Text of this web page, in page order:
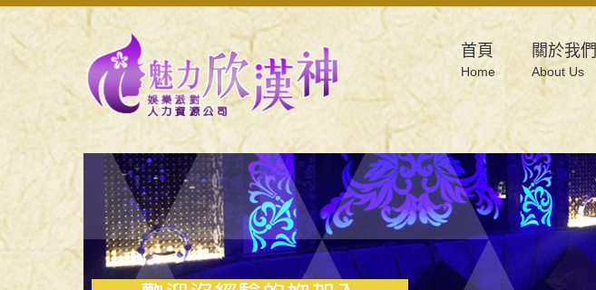
首頁
Home
關於我們
About Us